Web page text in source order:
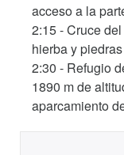
acceso a la
2:15 - Cruce
hierba y
2:30 - Refugio
1890 m de
aparcamiento